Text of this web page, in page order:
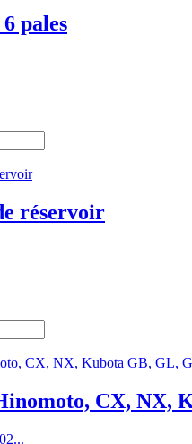
pales
réservoir
CX, NX,